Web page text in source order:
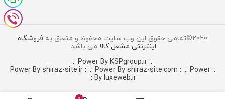
2020©تمامی حقوق این وب سایت محفوظ و متعلق به
فروشگاه
اینترنتی مشعل کالا می باشد.
.: Power By KSPgroup.ir :.
.: Power By shiraz-site.ir :.
.: Power By shiraz-site.com :. .: Power
By luxeweb.ir :.